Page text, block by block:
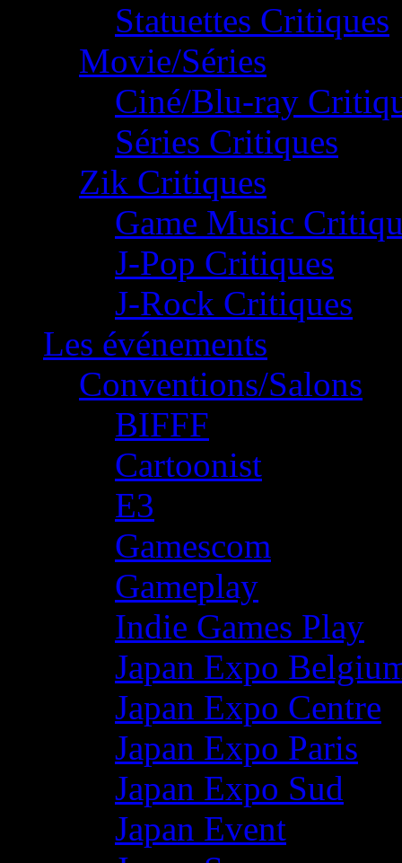
Statuettes Critiques
Movie/Séries
Ciné/Blu-ray
Séries Critiques
Zik Critiques
Game Music
J-Pop Critiques
J-Rock Critiques
Les événements
Conventions/Salons
BIFFF
Cartoonist
E3
Gamescom
Gameplay
Indie Games Play
Japan Expo
Japan Expo Centre
Japan Expo Paris
Japan Expo Sud
Japan Event